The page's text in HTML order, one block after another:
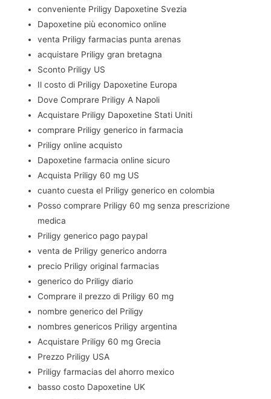
conveniente Priligy Dapoxetine Svezia
Dapoxetine più economico online
venta Priligy farmacias punta arenas
acquistare Priligy gran bretagna
Sconto Priligy US
Il costo di Priligy Dapoxetine Europa
Dove Comprare Priligy A Napoli
Acquistare Priligy Dapoxetine Stati Uniti
comprare Priligy generico in farmacia
Priligy online acquisto
Dapoxetine farmacia online sicuro
Acquista Priligy 60 mg US
cuanto cuesta el Priligy generico en colombia
Posso comprare Priligy 60 mg senza prescrizione
medica
Priligy generico pago paypal
venta de Priligy generico andorra
precio Priligy original farmacias
generico do Priligy diario
Comprare il prezzo di Priligy 60 mg
nombre generico del Priligy
nombres genericos Priligy argentina
Acquistare Priligy 60 mg Grecia
Prezzo Priligy USA
Priligy farmacias del ahorro mexico
basso costo Dapoxetine UK